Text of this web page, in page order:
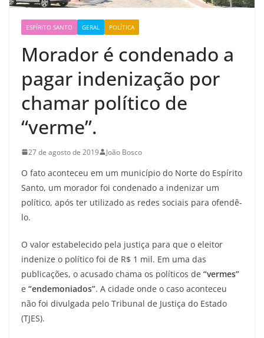
ESPÍRITO SANTO GERAL POLÍTICA
Morador é condenado a
pagar indenização por
chamar político de
“verme”.
27 de agosto de 2019 João Bosco
O fato aconteceu em um município do Norte do Espírito
Santo, um morador foi condenado a indenizar um
político, após ter utilizado as redes sociais para ofendê-
lo.
O valor estabelecido pela justiça para que o eleitor
indenize o político foi de R$ 1 mil. Em uma das
publicações, o acusado chama os políticos de “vermes”
e “endemoniados”. A cidade onde o caso aconteceu
não foi divulgada pelo Tribunal de Justiça do Estado
(TJES).